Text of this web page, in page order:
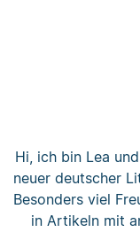
Hi, ich bin Lea
neuer deutscher
Besonders viel
in Artikeln mit